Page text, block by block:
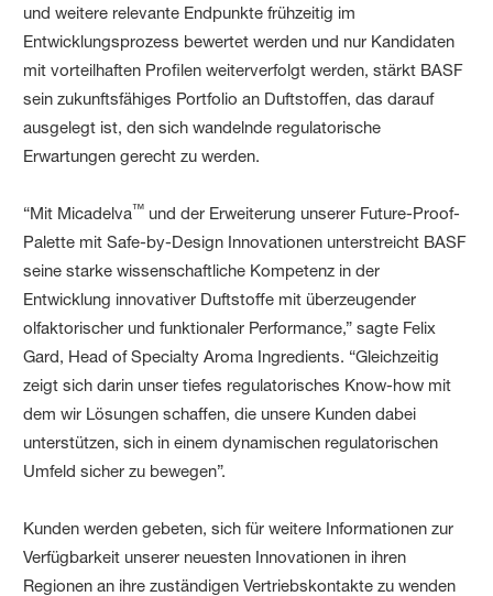
und weitere relevante Endpunkte frühzeitig im
Entwicklungsprozess bewertet werden und nur Kandidaten
mit vorteilhaften Profilen weiterverfolgt werden, stärkt BASF
sein zukunftsfähiges Portfolio an Duftstoffen, das darauf
ausgelegt ist, den sich wandelnde regulatorische
Erwartungen gerecht zu werden.
“Mit Micadelva™ und der Erweiterung unserer Future-Proof-
Palette mit Safe-by-Design Innovationen unterstreicht BASF
seine starke wissenschaftliche Kompetenz in der
Entwicklung innovativer Duftstoffe mit überzeugender
olfaktorischer und funktionaler Performance,” sagte Felix
Gard, Head of Specialty Aroma Ingredients. “Gleichzeitig
zeigt sich darin unser tiefes regulatorisches Know-how mit
dem wir Lösungen schaffen, die unsere Kunden dabei
unterstützen, sich in einem dynamischen regulatorischen
Umfeld sicher zu bewegen”.
Kunden werden gebeten, sich für weitere Informationen zur
Verfügbarkeit unserer neuesten Innovationen in ihren
Regionen an ihre zuständigen Vertriebskontakte zu wenden